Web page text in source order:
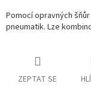
Pomocí opravných
pneumatik. Lze
ZEPTAT SE